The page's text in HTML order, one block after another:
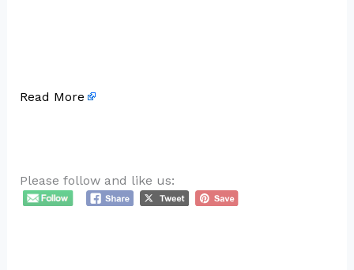
Read More
Please follow and like us: